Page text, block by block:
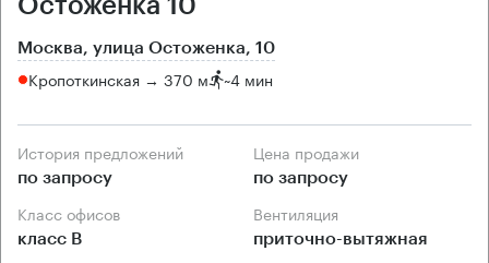
Остоженка 10
Москва, улица Остоженка, 10
Кропоткинская → 370 м ~4 мин
История предложений
по запросу
Цена продажи
по запросу
Класс офисов
класс B
Вентиляция
приточно-вытяжная